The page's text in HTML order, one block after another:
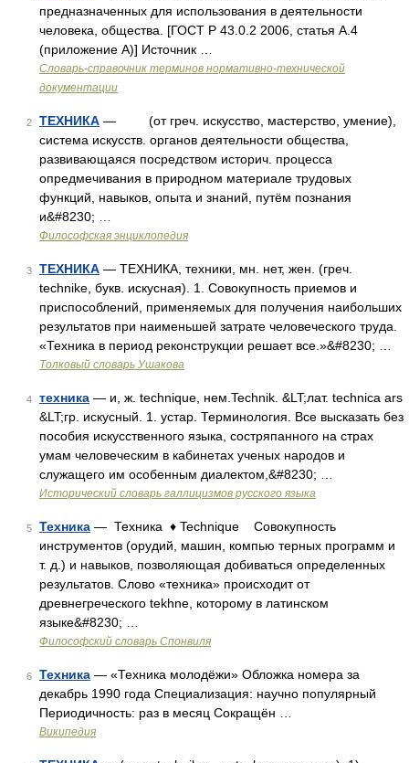
предназначенных для использования в деятельности
человека, общества. [ГОСТ Р 43.0.2 2006, статья А.4
(приложение А)] Источник …
Словарь-справочник терминов нормативно-технической
документации
2 ТЕХНИКА — (от греч. искусство, мастерство, умение),
система искусств. органов деятельности общества,
развивающаяся посредством историч. процесса
опредмечивания в природном материале трудовых
функций, навыков, опыта и знаний, путём познания
и&#8230; …
Философская энциклопедия
3 ТЕХНИКА — ТЕХНИКА, техники, мн. нет, жен. (греч.
technike, букв. искусная). 1. Совокупность приемов и
приспособлений, применяемых для получения наибольших
результатов при наименьшей затрате человеческого труда.
«Техника в период реконструкции решает все.»&#8230; …
Толковый словарь Ушакова
4 техника — и, ж. technique, нем.Technik. &LT;лат. technica ars
&LT;гр. искусный. 1. устар. Терминология. Все высказать без
пособия искусственного языка, состряпанного на страх
умам человеческим в кабинетах ученых народов и
служащего им особенным диалектом,&#8230; …
Исторический словарь галлицизмов русского языка
5 Техника — Техника ♦ Technique Совокупность
инструментов (орудий, машин, компью терных программ и
т. д.) и навыков, позволяющая добиваться определенных
результатов. Слово «техника» происходит от
древнегреческого tekhne, которому в латинском
языке&#8230; …
Философский словарь Спонвиля
6 Техника — «Техника молодёжи» Обложка номера за
декабрь 1990 года Специализация: научно популярный
Периодичность: раз в месяц Сокращён …
Википедия